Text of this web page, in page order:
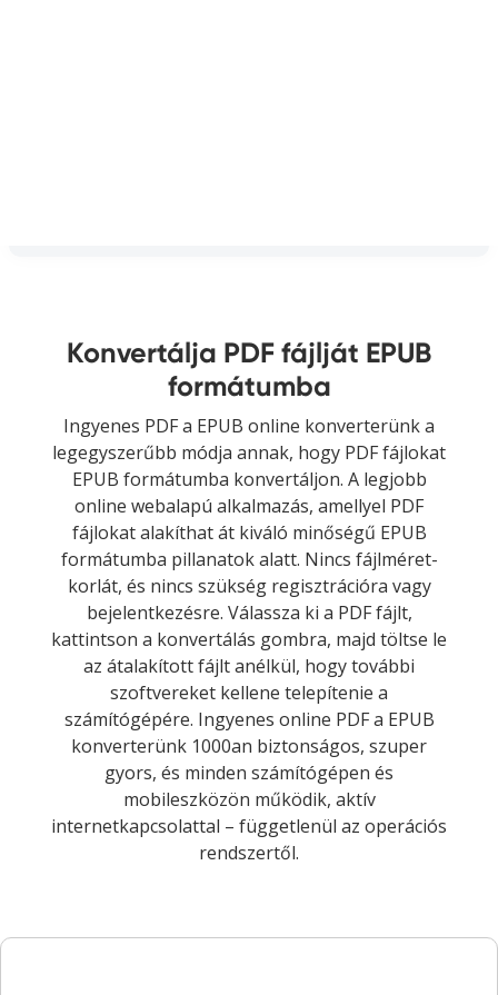
Konvertálja PDF fájlját EPUB
formátumba
Ingyenes PDF a EPUB online konverterünk a
legegyszerűbb módja annak, hogy PDF fájlokat
EPUB formátumba konvertáljon. A legjobb
online webalapú alkalmazás, amellyel PDF
fájlokat alakíthat át kiváló minőségű EPUB
formátumba pillanatok alatt. Nincs fájlméret-
korlát, és nincs szükség regisztrációra vagy
bejelentkezésre. Válassza ki a PDF fájlt,
kattintson a konvertálás gombra, majd töltse le
az átalakított fájlt anélkül, hogy további
szoftvereket kellene telepítenie a
számítógépére. Ingyenes online PDF a EPUB
konverterünk 1000an biztonságos, szuper
gyors, és minden számítógépen és
mobileszközön működik, aktív
internetkapcsolattal – függetlenül az operációs
rendszertől.